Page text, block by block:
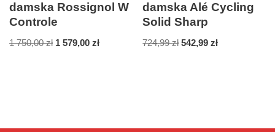
damska Rossignol W
Controle
1 750,00zł 1 579,00 zł
damska Alé Cycling
Solid Sharp
724,99zł 542,99zł